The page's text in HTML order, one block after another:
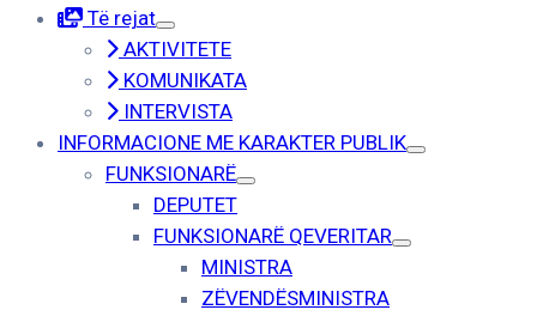
Të rejat
AKTIVITETE
KOMUNIKATA
INTERVISTA
INFORMACIONE ME KARAKTER PUBLIK
FUNKSIONARË
DEPUTET
FUNKSIONARË QEVERITAR
MINISTRA
ZËVENDËSMINISTRA